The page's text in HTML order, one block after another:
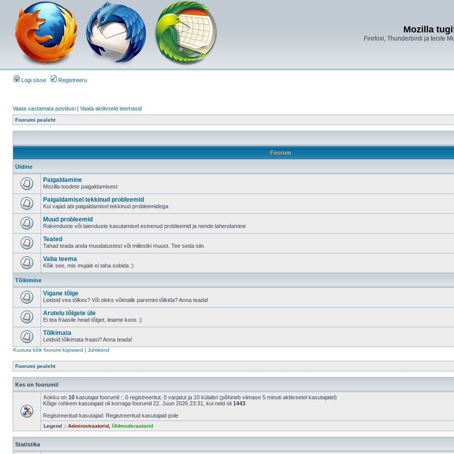
Mozilla
Firefoxi, Thunderbirdi ja teiste
Logi sisse Registreeru
Vaata vastamata postitusi | Vaata aktiivseid teemasid
Foorumi pealeht
Foorum
Üldine
Paigaldamine
Mozilla toodete paigaldamisest
Paigaldamisel tekkinud probleemid
Kui vajad abi paigaldamisel tekkinud probleemidega
Muud probleemid
Rakenduste või laienduste kasutamisel esinenud probleemid ja nende lahendamine
Teated
Tahad teada anda muudatustest või millestki muust. Tee seda siin.
Vaba teema
Kõik see, mis mujale ei taha sobida :)
Tõlkimine
Vigane tõlge
Leidsid vea tõlkes? Või oleks võimalik paremini tõlkida? Anna teada!
Arutelu tõlgete üle
Ei tea fraasile head tõlget, leiame koos :)
Tõlkimata
Leidsid tõlkimata fraasi? Anna teada!
Kustuta kõik foorumi küpsised | Juhtkond
Foorumi pealeht
Kes on foorumil
Kokku on 10 kasutajat foorumil :: 0 registreeritut, 0 varjatut ja 10 külalist (põhineb viimase 5 minuti aktiivsetel kasutajatel)
Kõige rohkem kasutajaid oli korraga foorumil 22. Juun 2026 23:31, kui neid oli 1443
Registreeritud kasutajad: Registreeritud kasutajaid pole
Legend :: Administraatorid Üldmoderaatorid
Statistika